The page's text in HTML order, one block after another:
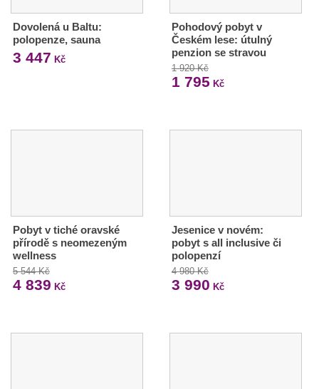
Dovolená u Baltu:
polopenze, sauna
3 447 Kč
Pohodový pobyt v
Českém lese: útulný
penzion se stravou
1 920 Kč
1 795 Kč
Pobyt v tiché oravské
přírodě s neomezeným
wellness
5 544 Kč
4 839 Kč
Jesenice v novém:
pobyt s all inclusive či
polopenzí
4 980 Kč
3 990 Kč